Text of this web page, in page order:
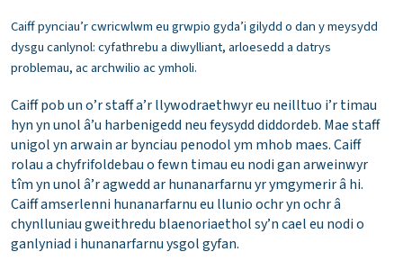
Caiff pynciau’r cwricwlwm eu grwpio gyda’i gilydd o dan y meysydd
dysgu canlynol: cyfathrebu a diwylliant, arloesedd a datrys
problemau, ac archwilio ac ymholi.
Caiff pob un o’r staff a’r llywodraethwyr eu neilltuo i’r timau
hyn yn unol â’u harbenigedd neu feysydd diddordeb. Mae staff
unigol yn arwain ar bynciau penodol ym mhob maes. Caiff
rolau a chyfrifoldebau o fewn timau eu nodi gan arweinwyr
tîm yn unol â’r agwedd ar hunanarfarnu yr ymgymerir â hi.
Caiff amserlenni hunanarfarnu eu llunio ochr yn ochr â
chynlluniau gweithredu blaenoriaethol sy’n cael eu nodi o
ganlyniad i hunanarfarnu ysgol gyfan.